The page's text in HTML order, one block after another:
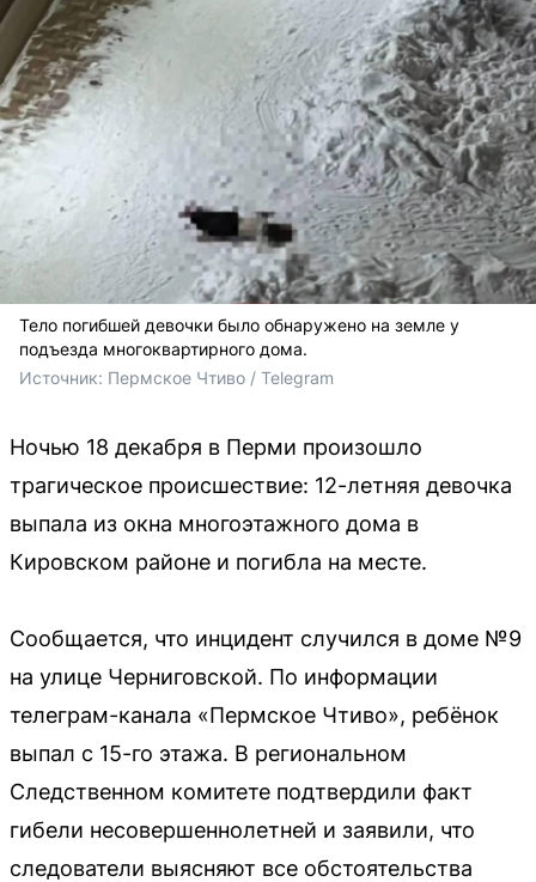
Тело погибшей девочки было обнаружено на земле у
подъезда многоквартирного дома.
Источник: Пермское Чтиво / Telegram
Ночью 18 декабря в Перми произошло
трагическое происшествие: 12-летняя девочка
выпала из окна многоэтажного дома в
Кировском районе и погибла на месте.
Сообщается, что инцидент случился в доме №9
на улице Черниговской. По информации
телеграм-канала «Пермское Чтиво», ребёнок
выпал с 15-го этажа. В региональном
Следственном комитете подтвердили факт
гибели несовершеннолетней и заявили, что
следователи выясняют все обстоятельства